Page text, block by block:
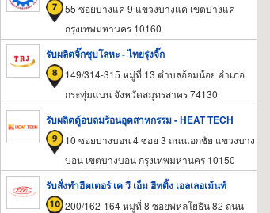
55 ซอยบางแค 9 แขวงบางแค เขตบางแค
กรุงเทพมหานคร 10160
รับผลิตจิ๊กชุบโลหะ - ไทยรุ่งจิ๊ก
149/314-315 หมู่ที่ 13 ตำบลอ้อมน้อย อำเภอ
กระทุ่มแบน จังหวัดสมุทรสาคร 74130
รับผลิตตู้อบลมร้อนอุตสาหกรรม - HEAT TECH
10 ซอยบางบอน 4 ซอย 3 ถนนเอกชัย แขวงบาง
บอน เขตบางบอน กรุงเทพมหานคร 10150
รับสั่งทำฮีตเตอร์ เค วี เอ็ม ฮีทติ้ง เอลเลอเม้นท์
200/162-164 หมู่ที่ 8 ซอยพหลโยธิน 82 ถนน